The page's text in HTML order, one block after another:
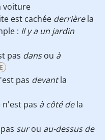
voiture
est cachée derrièrela
: Il y a un jardin
pas dansou à
pas devantla
pas à côté dela
surou au-dessus de